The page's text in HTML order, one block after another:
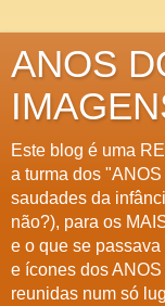
ANOS
Este blog é uma
a turma dos
saudades da
não?), para os
e o que se
e ícones dos
reunidas num só